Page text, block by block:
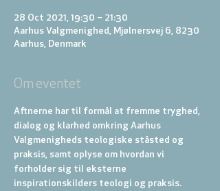
28 Oct 2021, 19:30 – 21:30
Aarhus Valgmenighed, Mjølnersvej 6, 8230
Aarhus, Denmark
Om eventet
Aftnerne har til formål at fremme tryghed,
dialog og klarhed omkring Aarhus
Valgmenigheds teologiske ståsted og
praksis, samt oplyse om hvordan vi
forholder sig til eksterne
inspirationskilders teologi og praksis.